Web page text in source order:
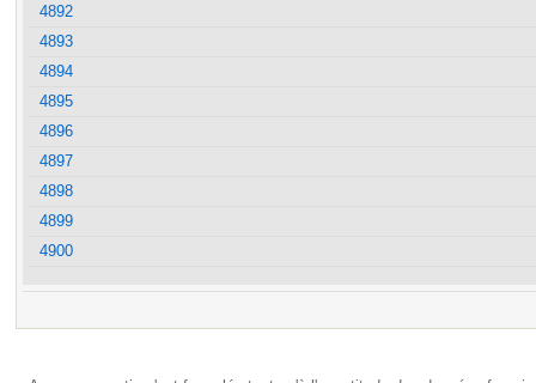
4892
4893
4894
4895
4896
4897
4898
4899
4900